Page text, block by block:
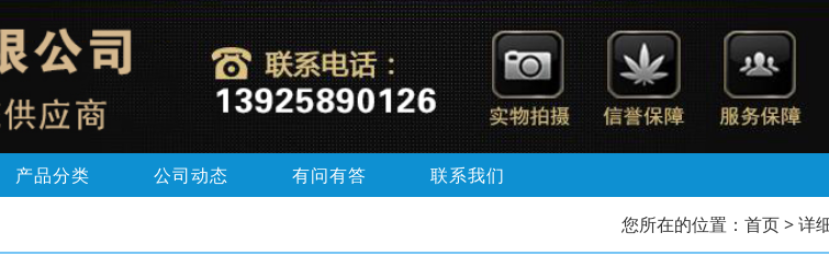
产品分类 公司动态 有问有答 联系我们
您所在的位置： 首页> 详